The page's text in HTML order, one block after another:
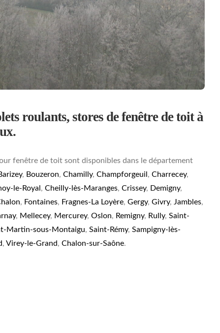
roulants, stores de fenêtre de toit à
fenêtre de toit sont disponibles dans le département
, Bouzeron, Chamilly, Champforgeuil , Charrecey,
le-Royal , Cheilly-lès-Maranges, Crissey, Demigny,
, Fontaines, Fragnes-La Loyère, Gergy, Givry, Jambles,
, Mellecey, Mercurey, Oslon, Remigny, Rully, Saint-
Martin-sous-Montaigu, Saint-Rémy, Sampigny-lès-
, Virey-le-Grand, Chalon-sur-Saône.